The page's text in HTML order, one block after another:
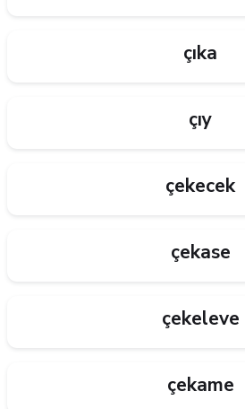
çıka
çıy
çekecek
çekase
çekeleve
çekame